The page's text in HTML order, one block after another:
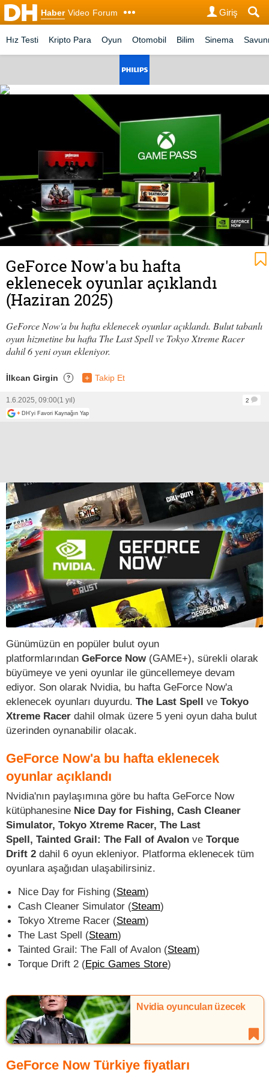
Haber Video Forum Giriş
Hız Testi Kripto Para Oyun Otomobil Bilim Sinema
GeForce Now'a bu hafta
eklenecek oyunlar açıklandı
(Haziran 2025)
GeForce Now'a bu hafta eklenecek oyunlar açıklandı. Bulut tabanlı
oyun hizmetine bu hafta The Last Spell ve Tokyo Xtreme Racer
dahil 6 yeni oyun ekleniyor.
İlkcan Girgin ? + Takip Et
1.6.2025, 09:00(1 yıl)
2
+ DH'yi Favori Kaynağın Yap
Günümüzün en popüler bulut oyun
platformlarından GeForce Now(GAME+), sürekli olarak
büyümeye ve yeni oyunlar ile güncellemeye devam
ediyor. Son olarak Nvidia, bu hafta GeForce Now'a
eklenecek oyunları duyurdu. The Last Spell ve Tokyo
Xtreme Racer dahil olmak üzere 5 yeni oyun daha bulut
üzerinden oynanabilir olacak.
GeForce Now'a bu hafta eklenecek
oyunlar açıklandı
Nvidia'nın paylaşımına göre bu hafta GeForce Now
kütüphanesine Nice Day for Fishing, Cash Cleaner
Simulator, Tokyo Xtreme Racer, The Last
Spell, Tainted Grail: The Fall of Avalon ve Torque
Drift 2 dahil 6 oyun ekleniyor. Platforma eklenecek tüm
oyunlara aşağıdan ulaşabilirsiniz.
Nice Day for Fishing (Steam)
Cash Cleaner Simulator (Steam)
Tokyo Xtreme Racer (Steam)
The Last Spell (Steam)
Tainted Grail: The Fall of Avalon (Steam)
Torque Drift 2 (Epic Games Store)
Nvidia oyuncuları üzecek
GeForce Now Türkiye fiyatları